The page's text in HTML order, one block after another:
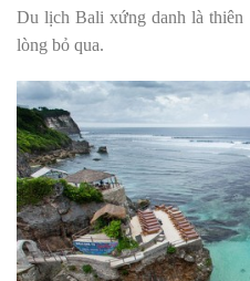
Du lịch Bali xứng danh là
lòng bỏ qua.